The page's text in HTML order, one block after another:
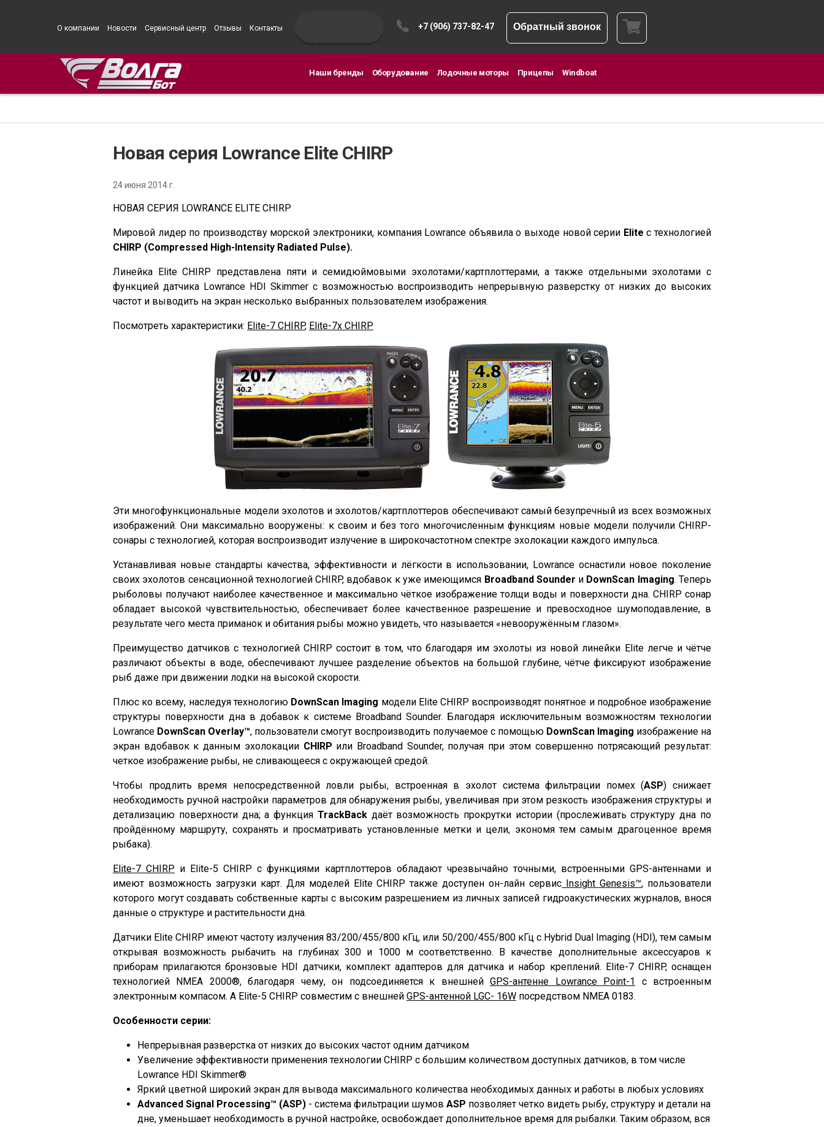
О компании Новости Сервисный центр Отзывы Контакты +7 (906) 737-82-47 Обратный звонок
Наши бренды Оборудование Лодочные моторы Прицепы Windboat
Новая серия Lowrance Elite CHIRP
24 июня 2014 г.
НОВАЯ СЕРИЯ LOWRANCE ELITE CHIRP
Мировой лидер по производству морской электроники, компания Lowrance объявила о выходе новой серии Elite с технологией
CHIRP (Compressed High-Intensity Radiated Pulse).
Линейка Elite CHIRP представлена пяти и семидюймовыми эхолотами/картплоттерами, а также отдельными эхолотами c
функцией датчика Lowrance HDI Skimmer с возможностью воспроизводить непрерывную разверстку от низких до высоких
частот и выводить на экран несколько выбранных пользователем изображения.
Посмотреть характеристики: Elite-7 CHIRP, Elite-7x CHIRP
Эти многофункциональные модели эхолотов и эхолотов/картплоттеров обеспечивают самый безупречный из всех возможных
изображений. Они максимально вооружены: к своим и без того многочисленным функциям новые модели получили CHIRP-
сонары с технологией, которая воспроизводит излучение в широкочастотном спектре эхолокации каждого импульса.
Устанавливая новые стандарты качества, эффективности и лёгкости в использовании, Lowrance оснастили новое поколение
своих эхолотов сенсационной технологией CHIRP, вдобавок к уже имеющимся Broadband Sounder и DownScan Imaging. Теперь
рыболовы получают наиболее качественное и максимально чёткое изображение толщи воды и поверхности дна. CHIRP сонар
обладает высокой чувствительностью, обеспечивает более качественное разрешение и превосходное шумоподавление, в
результате чего места приманок и обитания рыбы можно увидеть, что называется «невооружённым глазом».
Преимущество датчиков с технологией CHIRP состоит в том, что благодаря им эхолоты из новой линейки Elite легче и чётче
различают объекты в воде, обеспечивают лучшее разделение объектов на большой глубине, чётче фиксируют изображение
рыб даже при движении лодки на высокой скорости.
Плюс ко всему, наследуя технологию DownScan Imaging модели Elite CHIRP воспроизводят понятное и подробное изображение
структуры поверхности дна в добавок к системе Broadband Sounder. Благодаря исключительным возможностям технологии
Lowrance DownScan Overlay™, пользователи смогут воспроизводить получаемое с помощью DownScan Imaging изображение на
экран вдобавок к данным эхолокации CHIRP или Broadband Sounder, получая при этом совершенно потрясающий результат:
четкое изображение рыбы, не сливающееся с окружающей средой.
Чтобы продлить время непосредственной ловли рыбы, встроенная в эхолот система фильтрации помех (ASP) снижает
необходимость ручной настройки параметров для обнаружения рыбы, увеличивая при этом резкость изображения структуры и
детализацию поверхности дна; а функция TrackBackдаёт возможность прокрутки истории (прослеживать структуру дна по
пройдённому маршруту, сохранять и просматривать установленные метки и цели, экономя тем самым драгоценное время
рыбака).
Elite-7 CHIRP и Elite-5 CHIRP с функциями картплоттеров обладают чрезвычайно точными, встроенными GPS-антеннами и
имеют возможность загрузки карт. Для моделей Elite CHIRP также доступен он-лайн сервис Insight Genesis™, пользователи
которого могут создавать собственные карты с высоким разрешением из личных записей гидроакустических журналов, внося
данные о структуре и растительности дна.
Датчики Elite CHIRP имеют частоту излучения 83/200/455/800 кГц, или 50/200/455/800 кГц с Hybrid Dual Imaging (HDI), тем самым
открывая возможность рыбачить на глубинах 300 и 1000 м соответственно. В качестве дополнительные аксессуаров к
приборам прилагаются бронзовые HDI датчики, комплект адаптеров для датчика и набор креплений. Elite-7 CHIRP, оснащен
технологией NMEA 2000®, благодаря чему, он подсоединяется к внешнейGPS-антенне Lowrance Point-1
с встроенным
электронным компасом. А Elite-5 CHIRP совместим с внешней GPS-антенной LGC- 16W посредством NMEA 0183.
Особенности серии:
Непрерывная разверстка от низких до высоких частот одним датчиком
Увеличение эффективности применения технологии CHIRP с большим количеством доступных датчиков, в том числе
Lowrance HDI Skimmer®
Яркий цветной широкий экран для вывода максимального количества необходимых данных и работы в любых условиях
Advanced Signal Processing™ (ASP) - система фильтрации шумов ASP позволяет четко видеть рыбу, структуру и детали на
дне, уменьшает необходимость в ручной настройке, освобождает дополнительное время для рыбалки. Таким образом, вся